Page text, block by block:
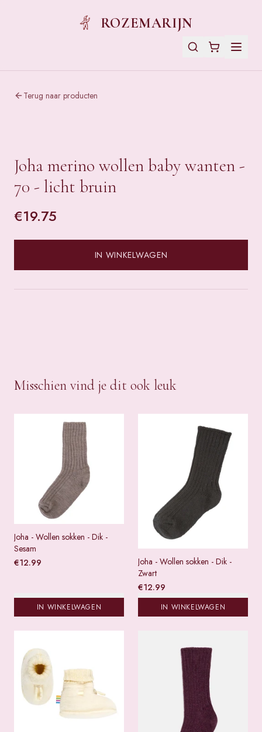
ROZEMARIJN
Terug naar producten
Joha merino wollen baby wanten -
70 - licht bruin
€19.75
IN WINKELWAGEN
Misschien vind je dit ook leuk
Joha - Wollen sokken - Dik -
Sesam
€12.99
IN WINKELWAGEN
Joha - Wollen sokken - Dik -
Zwart
€12.99
IN WINKELWAGEN